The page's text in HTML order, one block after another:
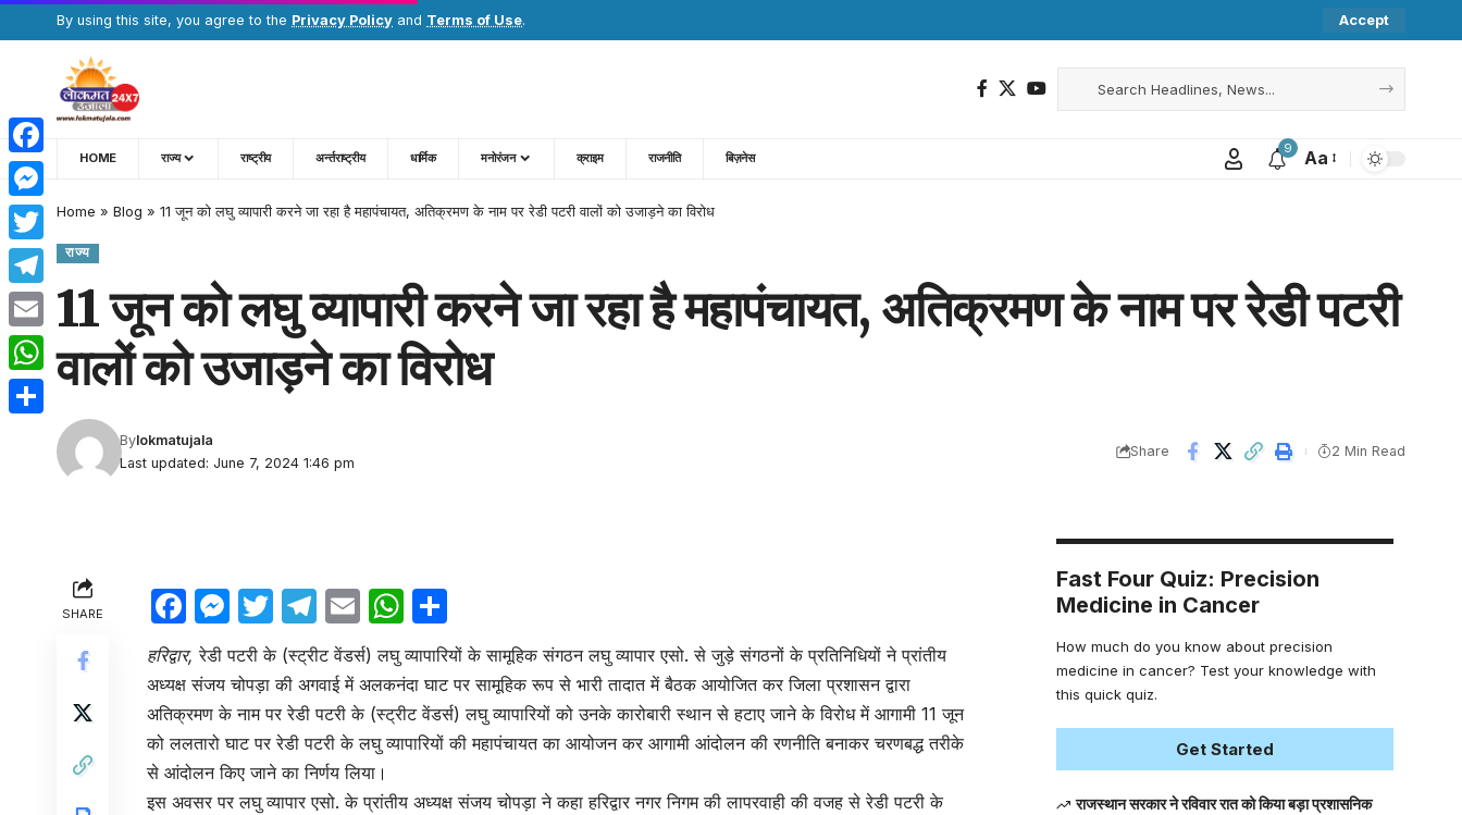
By using this site, you agree to the Privacy Policy and Terms of Use. Accept
HOME राज्य राष्ट्रीय अर्न्तराष्ट्रीय धार्मिक मनोरंजन क्राइम राजनीति बिज़नेस
9 Aa
Home » Blog » 11 जून को लघु व्यापारी करने जा रहा है महापंचायत, अतिक्रमण के नाम पर रेडी पटरी वालों को उजाड़ने का विरोध
राज्य
11 जून को लघु व्यापारी करने जा रहा है महापंचायत, अतिक्रमण के नाम पर रेडी पटरी
वालों को उजाड़ने का विरोध
Last updated: June 7, 2024 1:46 pm
Bylokmatujala
Share 2 Min Read
SHARE Facebook
Messenger
Twitter
Telegram
EmailWhatsApp
हरिद्वार, रेडी पटरी के (स्ट्रीट वेंडर्स) लघु व्यापारियों के सामूहिक संगठन लघु व्यापार एसो. से जुड़े संगठनों के प्रतिनिधियों ने प्रांतीय
अध्यक्ष संजय चोपड़ा की अगवाई में अलकनंदा घाट पर सामूहिक रूप से भारी तादात में बैठक आयोजित कर जिला प्रशासन द्वारा
अतिक्रमण के नाम पर रेडी पटरी के (स्ट्रीट वेंडर्स) लघु व्यापारियों को उनके कारोबारी स्थान से हटाए जाने के विरोध में आगामी 11 जून
को ललतारो घाट पर रेडी पटरी के लघु व्यापारियों की महापंचायत का आयोजन कर आगामी आंदोलन की रणनीति बनाकर चरणबद्ध तरीके
से आंदोलन किए जाने का निर्णय लिया।
इस अवसर पर लघु व्यापार एसो. के प्रांतीय अध्यक्ष संजय चोपड़ा ने कहा हरिद्वार नगर निगम की लापरवाही की वजह से रेडी पटरी के
Fast Four Quiz: Precision
Medicine in Cancer
How much do you know about precision
medicine in cancer? Test your knowledge with
this quick quiz.
Get Started
राजस्थान सरकार ने रविवार रात को किया बड़ा प्रशासनिक
Facebook
Messenger
Twitter
Telegram
Email
WhatsApp